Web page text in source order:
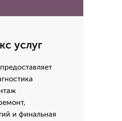
услуг
и финальная